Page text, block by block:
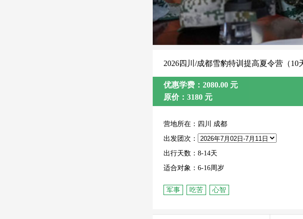
2026四川/成都雪豹特训提高夏令营（10
优惠学费：2080.00 元
原价：3180 元
营地所在：四川 成都
出发团次：
出行天数：8-14天
适合对象：6-16周岁
军事 吃苦 心智